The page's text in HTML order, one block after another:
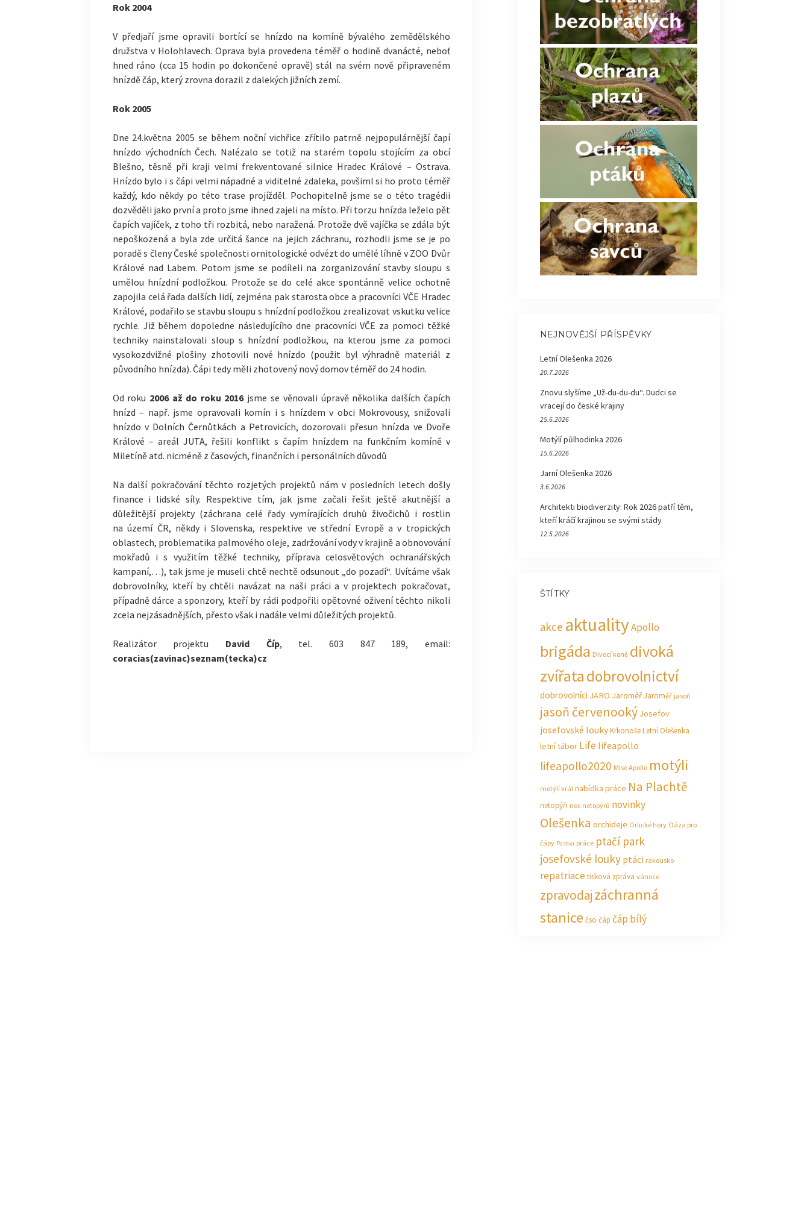
Rok 2004
V předjaří jsme opravili bortící se hnízdo na komíně bývalého zemědělského
družstva v Holohlavech. Oprava byla provedena téměř o hodině dvanácté, neboť
hned ráno (cca 15 hodin po dokončené opravě) stál na svém nově připraveném
hnízdě čáp, který zrovna dorazil z dalekých jižních zemí.
Rok 2005
Dne 24.května 2005 se během noční vichřice zřítilo patrně nejpopulárnější čapí
hnízdo východních Čech. Nalézalo se totiž na starém topolu stojícím za obcí
Blešno, těsně při kraji velmi frekventované silnice Hradec Králové – Ostrava.
Hnízdo bylo i s čápi velmi nápadné a viditelné zdaleka, povšiml si ho proto téměř
každý, kdo někdy po této trase projížděl. Pochopitelně jsme se o této tragédii
dozvěděli jako první a proto jsme ihned zajeli na místo. Při torzu hnízda leželo pět
čapích vajíček, z toho tři rozbitá, nebo naražená. Protože dvě vajíčka se zdála být
nepoškozená a byla zde určitá šance na jejich záchranu, rozhodli jsme se je po
poradě s členy České společnosti ornitologické odvézt do umělé líhně v ZOO Dvůr
Králové nad Labem. Potom jsme se podíleli na zorganizování stavby sloupu s
umělou hnízdní podložkou. Protože se do celé akce spontánně velice ochotně
zapojila celá řada dalších lidí, zejména pak starosta obce a pracovníci VČE Hradec
Králové, podařilo se stavbu sloupu s hnízdní podložkou zrealizovat vskutku velice
rychle. Již během dopoledne následujícího dne pracovníci VČE za pomoci těžké
techniky nainstalovali sloup s hnízdní podložkou, na kterou jsme za pomoci
vysokozdvižné plošiny zhotovili nové hnízdo (použit byl výhradně materiál z
původního hnízda). Čápi tedy měli zhotovený nový domov téměř do 24 hodin.
Od roku 2006 až do roku 2016jsme se věnovali úpravě několika dalších čapích
hnízd – např. jsme opravovali komín i s hnízdem v obci Mokrovousy, snižovali
hnízdo v Dolních Černůtkách a Petrovicích, dozorovali přesun hnízda ve Dvoře
Králové – areál JUTA, řešili konflikt s čapím hnízdem na funkčním komíně v
Miletíně atd. nicméně z časových, finančních i personálních důvodů
Na další pokračování těchto rozjetých projektů nám v posledních letech došly
finance i lidské síly. Respektive tím, jak jsme začali řešit ještě akutnější a
důležitější projekty (záchrana celé řady vymírajících druhů živočichů i rostlin
na území ČR, někdy i Slovenska, respektive ve střední Evropě a v tropických
oblastech, problematika palmového oleje, zadržování vody v krajině a obnovování
mokřadů i s využitím těžké techniky, příprava celosvětových ochranářských
kampaní,…), tak jsme je museli chtě nechtě odsunout „do pozadí“. Uvítáme však
dobrovolníky, kteří by chtěli navázat na naši práci a v projektech pokračovat,
případně dárce a sponzory, kteří by rádi podpořili opětovné oživení těchto nikoli
zcela nejzásadnějších, přesto však i nadále velmi důležitých projektů.
Realizátor projektu David Číp, tel. 603 847 189, email:
coracias(zavinac)seznam(tecka)cz
NEJNOVĚJŠÍ PŘÍSPĚVKY
Letní Olešenka 2026
20.7.2026
Znovu slyšíme „Už-du-du-du“. Dudci se
vracejí do české krajiny
25.6.2026
Motýlí půlhodinka 2026
15.6.2026
Jarní Olešenka 2026
3.6.2026
Architekti biodiverzity: Rok 2026 patří těm,
kteří kráčí krajinou se svými stády
12.5.2026
ŠTÍTKY
akce aktualityApollo
brigáda Divocí koně divoká
zvířatadobrovolnictví
dobrovolníci JARO JaroměřJaroměř jasoň
jasoň červenooký Josefov
josefovské loukyKrkonošeLetní Olešenka
letní tábor Life lifeapollo
lifeapollo2020 Mise Apollo motýli
motýlí král nabídka práce Na Plachtě
netopýři noc netopýrů novinky
Olešenka orchideje Orlické hory Oáza pro
čápy Pastva práce ptačí park
josefovské louky ptáci rakousko
repatriacetisková zpráva vánoce
zpravodajzáchranná
stanice čso čáp čáp bílý